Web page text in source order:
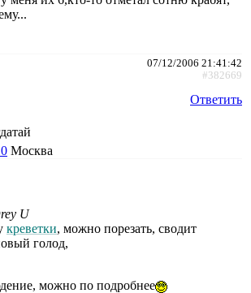
07/12/2006 21:41:42
#382669
Ответить
Москва
U
креветки, можно порезать, сводит
голод,
можно по подробнее